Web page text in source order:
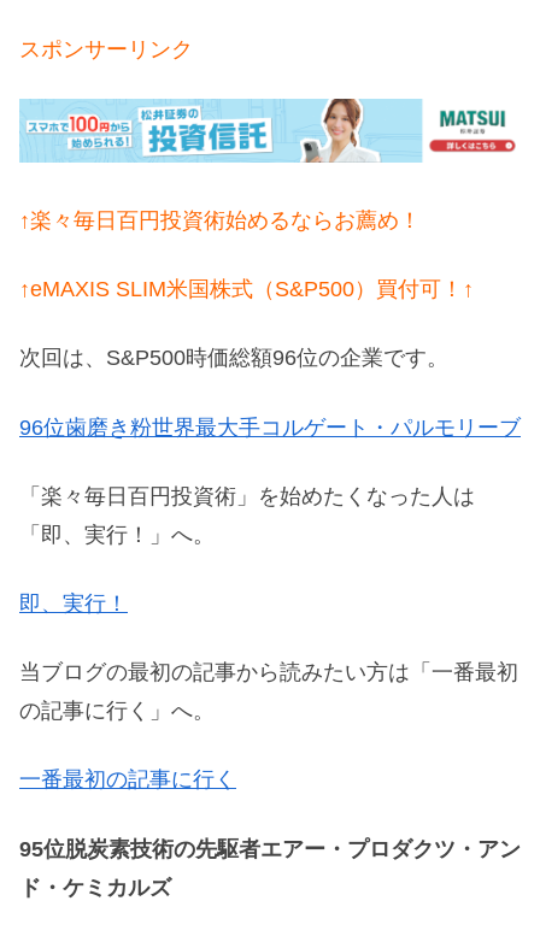
スポンサーリンク
↑楽々毎日百円投資術始めるならお薦め！
↑eMAXIS SLIM米国株式（S&P500）買付可！↑
次回は、S&P500時価総額96位の企業です。
96位歯磨き粉世界最大手コルゲート・パルモリーブ
「楽々毎日百円投資術」を始めたくなった人は
「即、実行！」へ。
即、実行！
当ブログの最初の記事から読みたい方は「一番最初
の記事に行く」へ。
一番最初の記事に行く
95位脱炭素技術の先駆者エアー・プロダクツ・アン
ド・ケミカルズ